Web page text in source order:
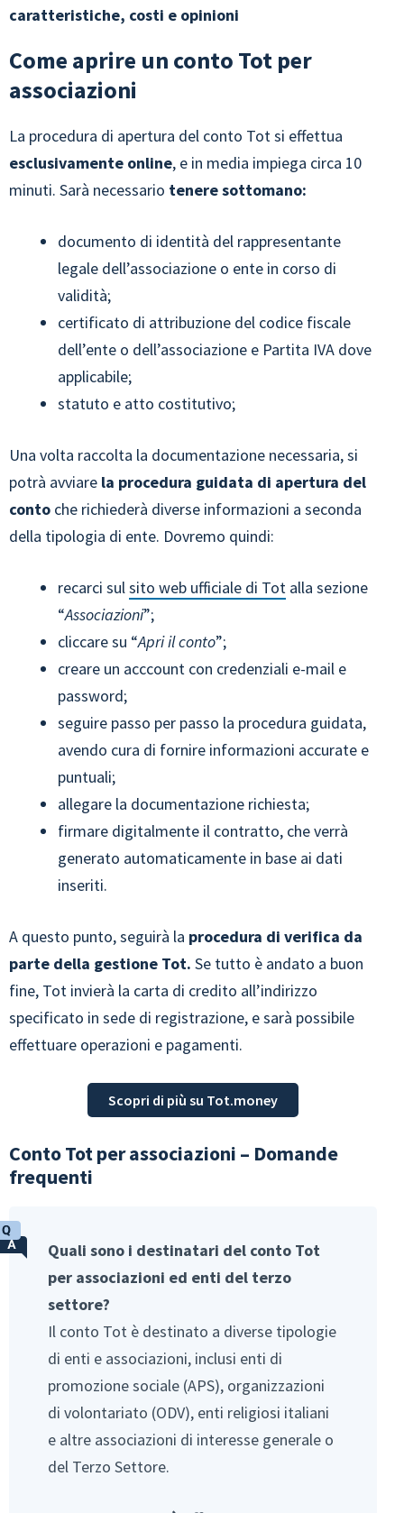
caratteristiche, costi e opinioni
Come aprire un conto Tot per
associazioni
La procedura di apertura del conto Tot si effettua
esclusivamente online, e in media impiega circa 10
minuti. Sarà necessario tenere sottomano:
documento di identità del rappresentante
legale dell’associazione o ente in corso di
validità;
certificato di attribuzione del codice fiscale
dell’ente o dell’associazione e Partita IVA dove
applicabile;
statuto e atto costitutivo;
Una volta raccolta la documentazione necessaria, si
potrà avviare la procedura guidata di apertura del
conto che richiederà diverse informazioni a seconda
della tipologia di ente. Dovremo quindi:
recarci sulsito web ufficiale di Tot alla sezione
“Associazioni”;
cliccare su “Apri il conto”;
creare un acccount con credenziali e-mail e
password;
seguire passo per passo la procedura guidata,
avendo cura di fornire informazioni accurate e
puntuali;
allegare la documentazione richiesta;
firmare digitalmente il contratto, che verrà
generato automaticamente in base ai dati
inseriti.
A questo punto, seguirà la procedura di verifica da
parte della gestione Tot. Se tutto è andato a buon
fine, Tot invierà la carta di credito all’indirizzo
specificato in sede di registrazione, e sarà possibile
effettuare operazioni e pagamenti.
Scopri di più su Tot.money
Conto Tot per associazioni – Domande
frequenti
Quali sono i destinatari del conto Tot
per associazioni ed enti del terzo
settore?
Il conto Tot è destinato a diverse tipologie
di enti e associazioni, inclusi enti di
promozione sociale (APS), organizzazioni
di volontariato (ODV), enti religiosi italiani
e altre associazioni di interesse generale o
del Terzo Settore.